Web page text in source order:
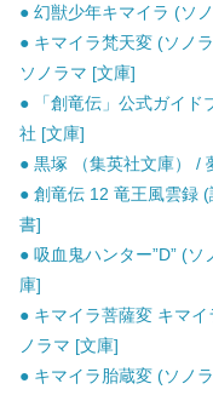
● 幻獣少年キマイラ (ソ
● キマイラ梵天変 (ソノ
ソノラマ [文庫]
● 「創竜伝」公式ガイド
社 [文庫]
● 黒塚 （集英社文庫） /
● 創竜伝 12 竜王風雲録
書]
● 吸血鬼ハンター”D” (
庫]
● キマイラ菩薩変 キマ
ノラマ [文庫]
● キマイラ胎蔵変 (ソノ